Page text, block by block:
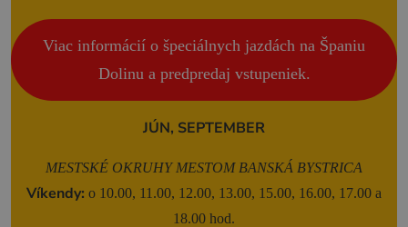
Viac informácií o špeciálnych jazdách na Španiu
Dolinu a predpredaj vstupeniek.
JÚN, SEPTEMBER
MESTSKÉ OKRUHY MESTOM BANSKÁ BYSTRICA
Víkendy: o 10.00, 11.00, 12.00, 13.00, 15.00, 16.00, 17.00 a
18.00 hod.